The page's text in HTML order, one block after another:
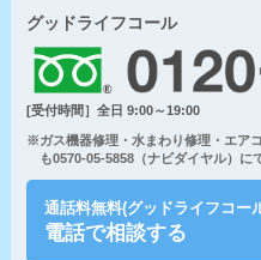
グッドライフコール
[受付時間］全日 9:00～19:00
※ガス機器修理・水まわり修理・エア
も0570-05-5858（ナビダイヤル）に
通話料無料(グッドライフコー
電話で相談する